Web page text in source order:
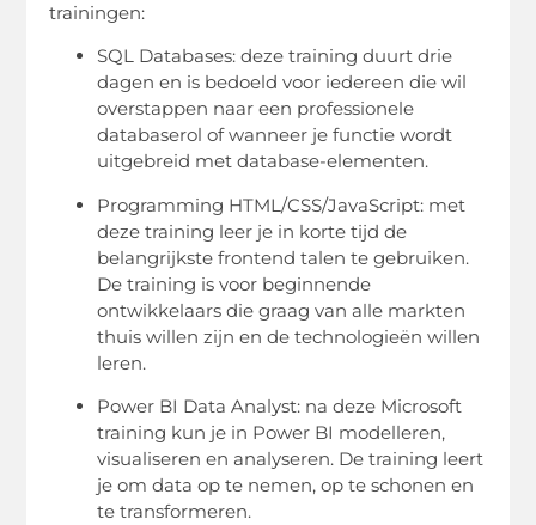
trainingen:
SQL Databases: deze training duurt drie
dagen en is bedoeld voor iedereen die wil
overstappen naar een professionele
databaserol of wanneer je functie wordt
uitgebreid met database-elementen.
Programming HTML/CSS/JavaScript: met
deze training leer je in korte tijd de
belangrijkste frontend talen te gebruiken.
De training is voor beginnende
ontwikkelaars die graag van alle markten
thuis willen zijn en de technologieën willen
leren.
Power BI Data Analyst: na deze Microsoft
training kun je in Power BI modelleren,
visualiseren en analyseren. De training leert
je om data op te nemen, op te schonen en
te transformeren.